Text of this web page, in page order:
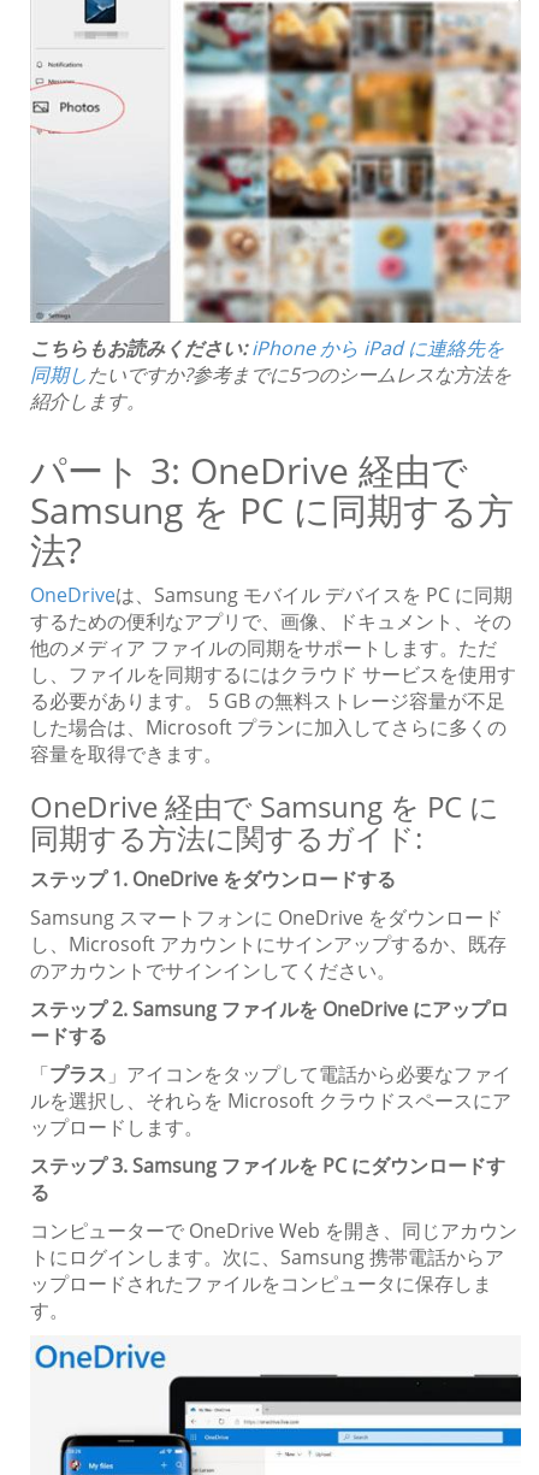
こちらもお読みください: iPhone から iPad に連絡先を
同期したいですか?参考までに5つのシームレスな方法を
紹介します。
パート 3: OneDrive 経由で
Samsung を PC に同期する方
法?
OneDriveは、Samsung モバイル デバイスを PC に同期
するための便利なアプリで、画像、ドキュメント、その
他のメディア ファイルの同期をサポートします。ただ
し、ファイルを同期するにはクラウド サービスを使用す
る必要があります。 5 GB の無料ストレージ容量が不足
した場合は、Microsoft プランに加入してさらに多くの
容量を取得できます。
OneDrive 経由で Samsung を PC に
同期する方法に関するガイド:
ステップ 1. OneDrive をダウンロードする
Samsung スマートフォンに OneDrive をダウンロード
し、Microsoft アカウントにサインアップするか、既存
のアカウントでサインインしてください。
ステップ 2. Samsung ファイルを OneDrive にアップロ
ードする
「プラス 」アイコンをタップして電話から必要なファイ
ルを選択し、それらを Microsoft クラウドスペースにア
ップロードします。
ステップ 3. Samsung ファイルを PC にダウンロードす
る
コンピューターで OneDrive Web を開き、同じアカウン
トにログインします。次に、Samsung 携帯電話からア
ップロードされたファイルをコンピュータに保存しま
す。